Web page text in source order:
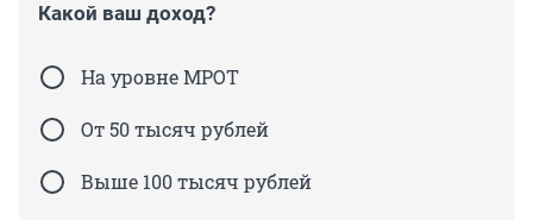
Какой ваш доход?
На уровне МРОТ
От 50 тысяч рублей
Выше 100 тысяч рублей